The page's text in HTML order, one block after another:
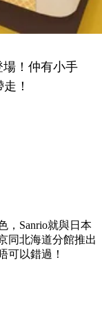
場！仲有小手
！
，Sanrio就與日本
同北海道分館推出
可以錯過！